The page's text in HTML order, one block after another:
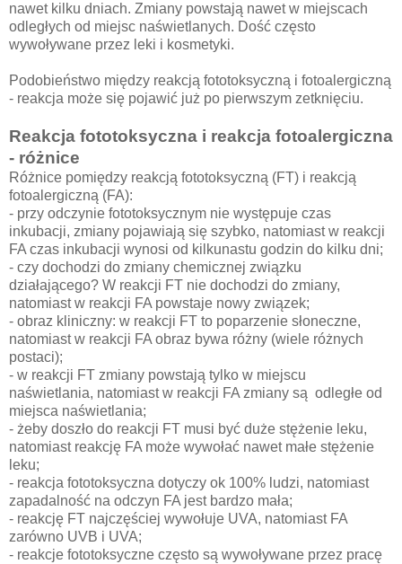
nawet kilku dniach. Zmiany powstają nawet w miejscach
odległych od miejsc naświetlanych. Dość często
wywoływane przez leki i kosmetyki.
Podobieństwo między reakcją fototoksyczną i fotoalergiczną
- reakcja może się pojawić już po pierwszym zetknięciu.
Reakcja fototoksyczna i reakcja fotoalergiczna
- różnice
Różnice pomiędzy reakcją fototoksyczną (FT) i reakcją
fotoalergiczną (FA):
- przy odczynie fototoksycznym nie występuje czas
inkubacji, zmiany pojawiają się szybko, natomiast w reakcji
FA czas inkubacji wynosi od kilkunastu godzin do kilku dni;
- czy dochodzi do zmiany chemicznej związku
działającego? W reakcji FT nie dochodzi do zmiany,
natomiast w reakcji FA powstaje nowy związek;
- obraz kliniczny: w reakcji FT to poparzenie słoneczne,
natomiast w reakcji FA obraz bywa różny (wiele różnych
postaci);
- w reakcji FT zmiany powstają tylko w miejscu
naświetlania, natomiast w reakcji FA zmiany są odległe od
miejsca naświetlania;
- żeby doszło do reakcji FT musi być duże stężenie leku,
natomiast reakcję FA może wywołać nawet małe stężenie
leku;
- reakcja fototoksyczna dotyczy ok 100% ludzi, natomiast
zapadalność na odczyn FA jest bardzo mała;
- reakcję FT najczęściej wywołuje UVA, natomiast FA
zarówno UVB i UVA;
- reakcje fototoksyczne często są wywoływane przez pracę